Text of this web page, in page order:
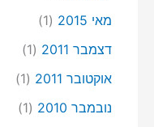
מאי 2015
(1)
דצמבר 2011
(1)
אוקטובר 2011
(1)
נובמבר 2010
(1)